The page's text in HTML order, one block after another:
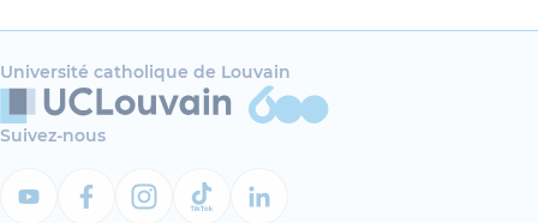
Université catholique de Louvain
Suivez-nous